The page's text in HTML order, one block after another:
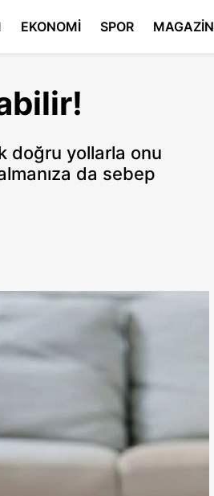
EKONOMİ SPOR MAGAZİN
doğru yollarla onu
da sebep